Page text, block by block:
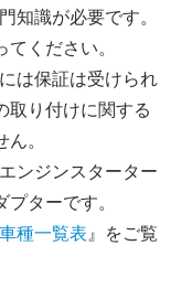
知識が必要です。
ください。
は保証は受けられ
取り付けに関する
。
ンジンスターター
ターです。
種一覧表 』をご覧